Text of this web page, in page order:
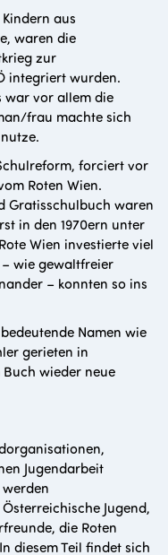
aus
waren die
zur
integriert wurden.
war vor allem die
frau machte sich
forciert vor
Roten Wien.
Gratisschulbuch waren
in den 1970ern unter
Wien investierte viel
wie gewaltfreier
– konnten so ins
Namen wie
gerieten in
wieder neue
Jugendarbeit
Jugend,
die Roten
diesem Teil findet sich